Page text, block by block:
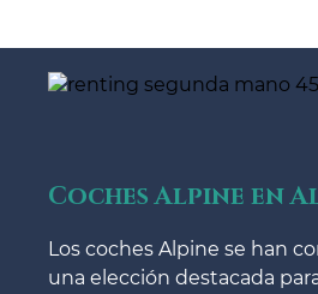
Coches Alpine en
Los coches Alpine se han
una elección destacada